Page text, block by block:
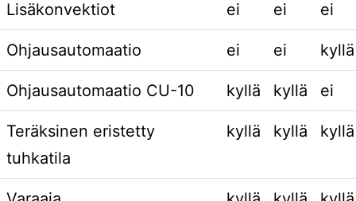
Lisäkonvektiot ei ei ei
Ohjausautomaatio ei ei kyllä
Ohjausautomaatio CU-10 kyllä kyllä ei
Teräksinen eristetty
tuhkatila
kyllä kyllä kyllä